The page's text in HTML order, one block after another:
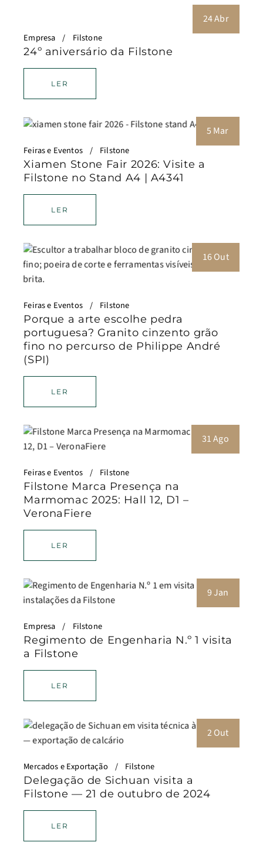
24 Abr
Empresa Filstone
24º aniversário da Filstone
LER
5 Mar
Feiras e Eventos Filstone
Xiamen Stone Fair 2026: Visite a
Filstone no Stand A4 | A4341
LER
16 Out
Feiras e Eventos Filstone
Porque a arte escolhe pedra
portuguesa? Granito cinzento grão
fino no percurso de Philippe André
(SPI)
LER
31 Ago
Feiras e Eventos Filstone
Filstone Marca Presença na
Marmomac 2025: Hall 12, D1 –
VeronaFiere
LER
9 Jan
Empresa Filstone
Regimento de Engenharia N.º 1 visita
a Filstone
LER
2 Out
Mercados e Exportação Filstone
Delegação de Sichuan visita a
Filstone — 21 de outubro de 2024
LER